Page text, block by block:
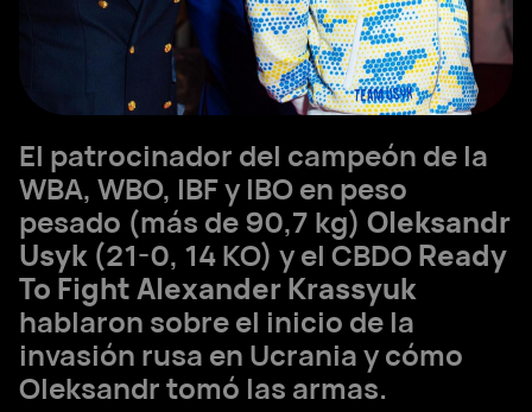
El patrocinador del campeón de la
WBA, WBO, IBF y IBO en peso
pesado (más de 90,7 kg) Oleksandr
Usyk (21-0, 14 KO) y el CBDOReady
To Fight Alexander Krassyuk
hablaron sobre el inicio de la
invasión rusa en Ucrania y cómo
Oleksandr tomó las armas.